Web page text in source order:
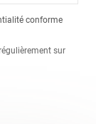
conforme
sur